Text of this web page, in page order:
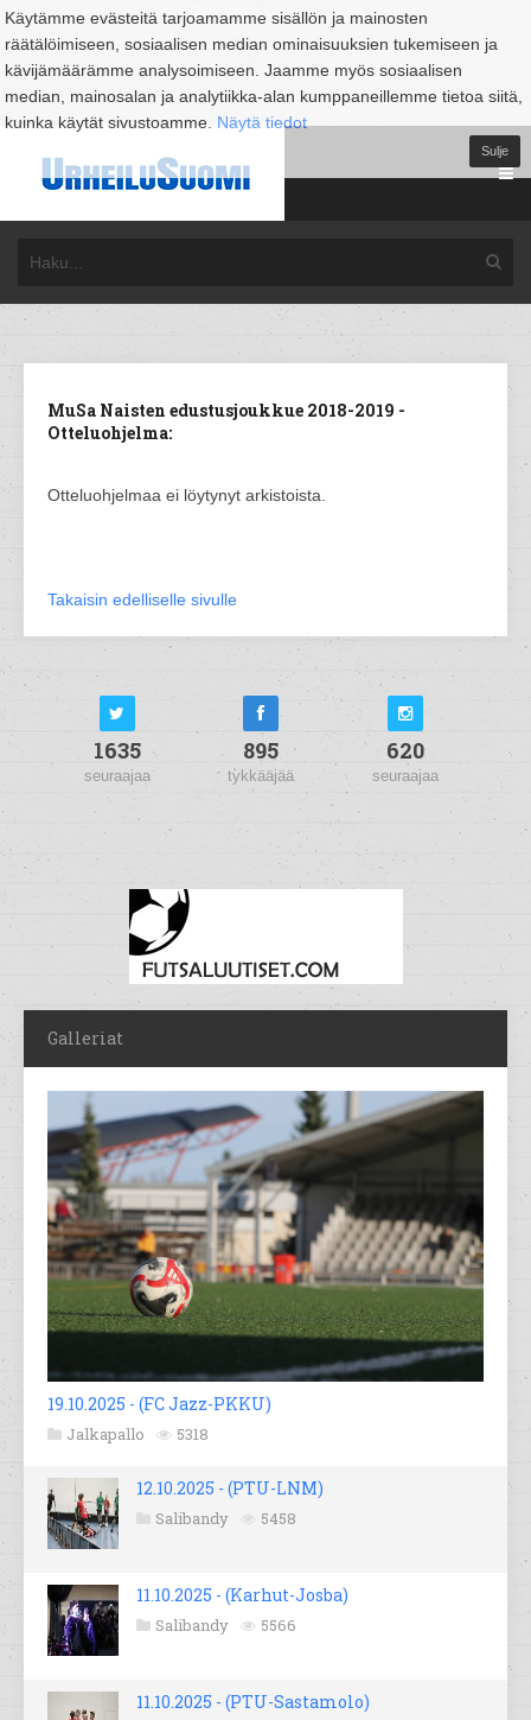
Käytämme evästeitä tarjoamamme sisällön ja mainosten
räätälöimiseen, sosiaalisen median ominaisuuksien tukemiseen ja
kävijämäärämme analysoimiseen. Jaamme myös sosiaalisen
median, mainosalan ja analytiikka-alan kumppaneillemme tietoa siitä,
kuinka käytät sivustoamme. Näytä tiedot
Sulje
MuSa Naisten edustusjoukkue 2018-2019 -
Otteluohjelma:
Otteluohjelmaa ei löytynyt arkistoista.
Takaisin edelliselle sivulle
1635
seuraajaa
895
tykkääjää
620
seuraajaa
Galleriat
19.10.2025 - (FC Jazz-PKKU)
Jalkapallo 5318
12.10.2025 - (PTU-LNM)
Salibandy 5458
11.10.2025 - (Karhut-Josba)
Salibandy 5566
11.10.2025 - (PTU-Sastamolo)